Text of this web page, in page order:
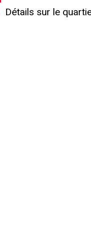
Détails sur le